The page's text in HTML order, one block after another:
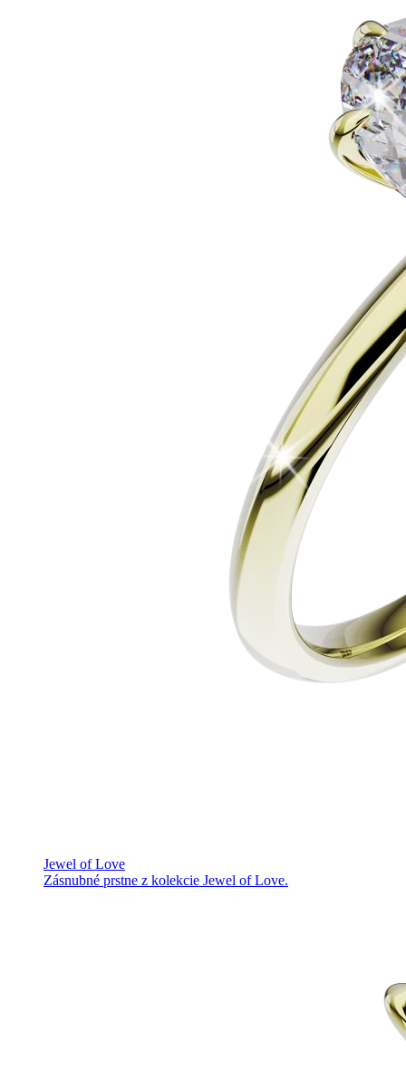
Jewel of Love
Zásnubné prstne z kolekcie Jewel of Love.